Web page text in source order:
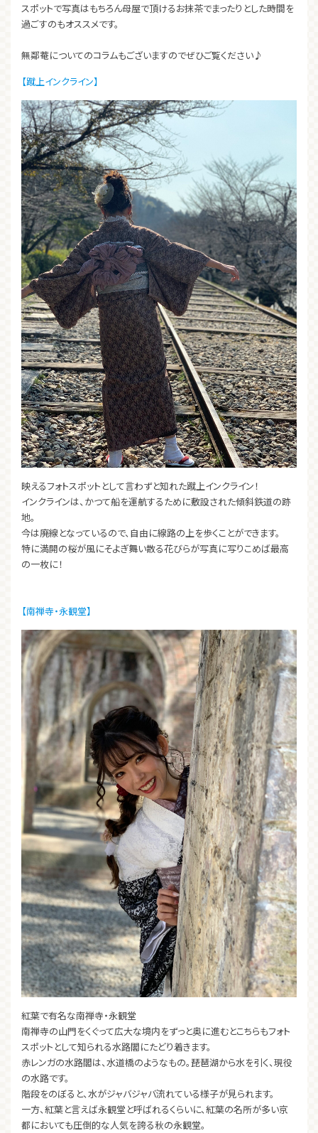
スポットで写真はもちろん母屋で頂けるお抹茶でまったりとした時間を
過ごすのもオススメです。
無鄰菴についてのコラムもございますのでぜひご覧ください♪
【蹴上インクライン】
映えるフォトスポットとして言わずと知れた蹴上インクライン！
インクラインは、かつて船を運航するために敷設された傾斜鉄道の跡
地。
今は廃線となっているので、自由に線路の上を歩くことができます。
特に満開の桜が風にそよぎ舞い散る花びらが写真に写りこめば最高
の一枚に！
【南禅寺・永観堂】
紅葉で有名な南禅寺・永観堂
南禅寺の山門をくぐって広大な境内をずっと奥に進むとこちらもフォト
スポットとして知られる水路閣にたどり着きます。
赤レンガの水路閣は、水道橋のようなもの。琵琶湖から水を引く、現役
の水路です。
階段をのぼると、水がジャバジャバ流れている様子が見られます。
一方、紅葉と言えば永観堂と呼ばれるくらいに、紅葉の名所が多い京
都においても圧倒的な人気を誇る秋の永観堂。